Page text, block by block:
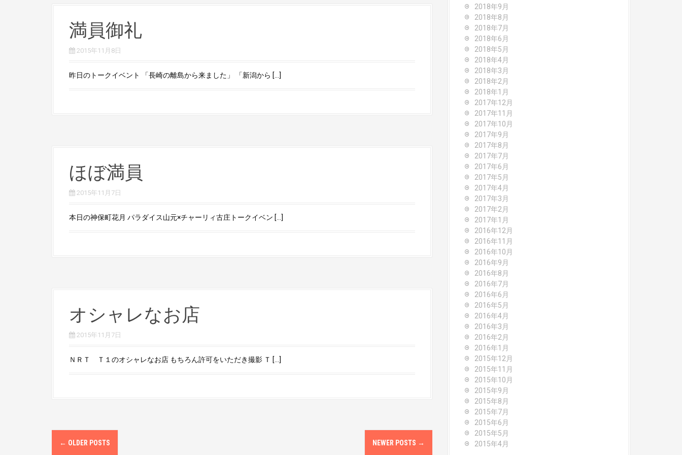
満員御礼
2015年11月8日
昨日のトークイベント 「長崎の離島から来ました」 「新潟から […]
ほぼ満員
2015年11月7日
本日の神保町花月 パラダイス山元×チャーリィ古庄トークイベン […]
オシャレなお店
2015年11月7日
ＮＲＴ Ｔ１のオシャレなお店 もちろん許可をいただき撮影 Ｔ […]
P← OLDER POSTS NEWER POSTS →
2018年9月
2018年8月
2018年7月
2018年6月
2018年5月
2018年4月
2018年3月
2018年2月
2018年1月
2017年12月
2017年11月
2017年10月
2017年9月
2017年8月
2017年7月
2017年6月
2017年5月
2017年4月
2017年3月
2017年2月
2017年1月
2016年12月
2016年11月
2016年10月
2016年9月
2016年8月
2016年7月
2016年6月
2016年5月
2016年4月
2016年3月
2016年2月
2016年1月
2015年12月
2015年11月
2015年10月
2015年9月
2015年8月
2015年7月
2015年6月
2015年5月
2015年4月